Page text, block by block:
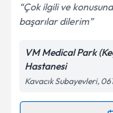
Kişisel
Metni
kapsamda
Çok ilgili ve
başarılar dilerim
VM Medical Park
Hastanesi
Kavacık Subayevleri,